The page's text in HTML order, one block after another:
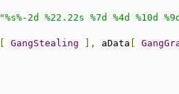
"%s%-2d %22.22s %7d %4d %10d
[ GangStealing ], aData [